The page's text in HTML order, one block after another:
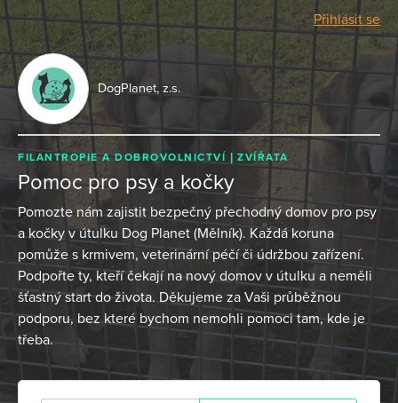
Přihlásit se
DogPlanet, z.s.
FILANTROPIE A DOBROVOLNICTVÍ ZVÍŘATA
Pomoc pro psy a kočky
Pomozte nám zajistit bezpečný přechodný domov pro psy
a kočky v útulku Dog Planet (Mělník). Každá koruna
pomůže s krmivem, veterinární péčí či údržbou zařízení.
Podpořte ty, kteří čekají na nový domov v útulku a neměli
šťastný start do života. Děkujeme za Vaši průběžnou
podporu, bez které bychom nemohli pomoci tam, kde je
třeba.